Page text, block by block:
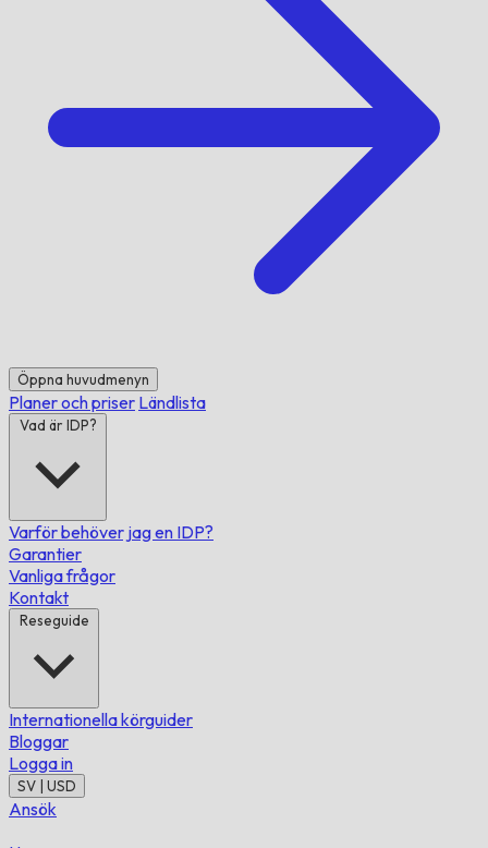
Öppna huvudmenyn
Planer och priser Ländlista
Vad är IDP?
Varför behöver jag en IDP?
Garantier
Vanliga frågor
Kontakt
Reseguide
Internationella körguider
Bloggar
Logga in
SV | USD
Ansök